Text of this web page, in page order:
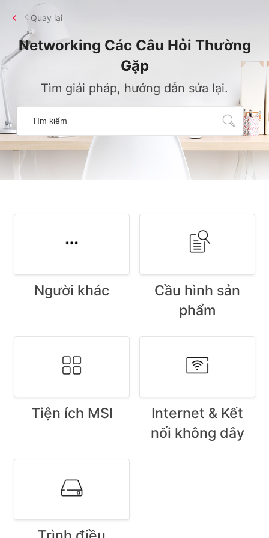
Networking Các Câu Hỏi Thường
Gặp
Tìm giải pháp, hướng dẫn sửa lại.
Quay lại
Người khác
Cầu hình sản
phẩm
Tiện ích MSI
Internet & Kết
nối không dây